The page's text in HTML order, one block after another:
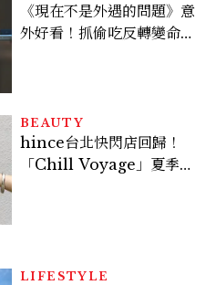
《現在不是外遇的問題》意
外好看！抓偷吃反轉變命
看點懶人包
BEAUTY
hince台北快閃店回歸！
「Chill Voyage」夏季限
LIFESTYLE